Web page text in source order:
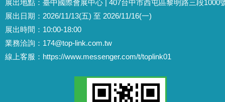
展出地點：臺中國際會展中心 | 407台中市西屯區黎明路三段1000
展出日期：2026/11/13(五) 至 2026/11/16(一)
展出時間：10:00-18:00
業務洽詢： 174@top-link.com.tw
線上客服： https://www.messenger.com/t/toplink01